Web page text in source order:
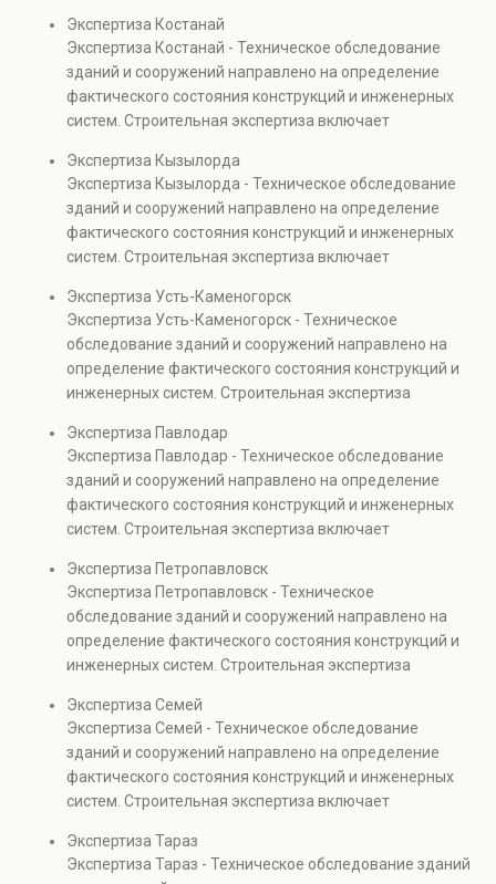
элементов и оценку эксплуатационной безопасности.
Услуга востребована при покупке недвижимости,
капитальном ремонте и реконструкции объектов, а
также при судебных разбирательствах и технических
проверках.
Экспертиза Костанай
Экспертиза Костанай - Техническое обследование
зданий и сооружений направлено на определение
фактического состояния конструкций и инженерных
систем. Строительная экспертиза включает
элементов и оценку эксплуатационной безопасности.
Услуга востребована при покупке недвижимости,
капитальном ремонте и реконструкции объектов, а
также при судебных разбирательствах и технических
проверках.
Экспертиза Кызылорда
Экспертиза Кызылорда - Техническое обследование
зданий и сооружений направлено на определение
фактического состояния конструкций и инженерных
систем. Строительная экспертиза включает
элементов и оценку эксплуатационной безопасности.
Услуга востребована при покупке недвижимости,
капитальном ремонте и реконструкции объектов, а
также при судебных разбирательствах и технических
проверках.
Экспертиза Усть-Каменогорск
Экспертиза Усть-Каменогорск - Техническое
обследование зданий и сооружений направлено на
определение фактического состояния конструкций и
инженерных систем. Строительная экспертиза
прочности элементов и оценку эксплуатационной
безопасности. Услуга востребована при покупке
недвижимости, капитальном ремонте и реконструкции
объектов, а также при судебных разбирательствах и
технических проверках.
Экспертиза Павлодар
Экспертиза Павлодар - Техническое обследование
зданий и сооружений направлено на определение
фактического состояния конструкций и инженерных
систем. Строительная экспертиза включает
элементов и оценку эксплуатационной безопасности.
Услуга востребована при покупке недвижимости,
капитальном ремонте и реконструкции объектов, а
также при судебных разбирательствах и технических
проверках.
Экспертиза Петропавловск
Экспертиза Петропавловск - Техническое
обследование зданий и сооружений направлено на
определение фактического состояния конструкций и
инженерных систем. Строительная экспертиза
прочности элементов и оценку эксплуатационной
безопасности. Услуга востребована при покупке
недвижимости, капитальном ремонте и реконструкции
объектов, а также при судебных разбирательствах и
технических проверках.
Экспертиза Семей
Экспертиза Семей - Техническое обследование
зданий и сооружений направлено на определение
фактического состояния конструкций и инженерных
систем. Строительная экспертиза включает
элементов и оценку эксплуатационной безопасности.
Услуга востребована при покупке недвижимости,
Экспертиза Тараз
Экспертиза Тараз - Техническое обследование зданий